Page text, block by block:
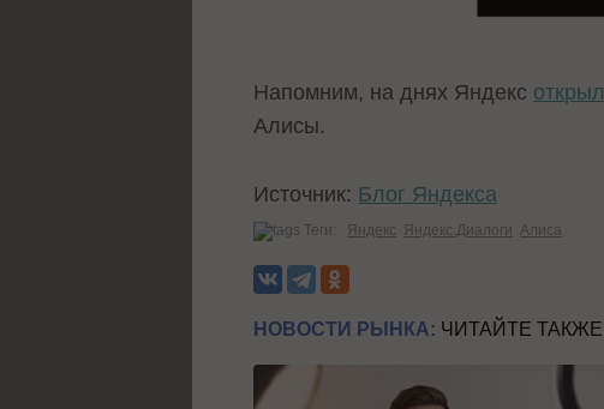
Напомним, на днях Яндекс открыл
Алисы.
Источник: Блог Яндекса
Теги: Яндекс Яндекс.Диалоги Алиса
НОВОСТИ РЫНКА: ЧИТАЙТЕ ТАКЖЕ